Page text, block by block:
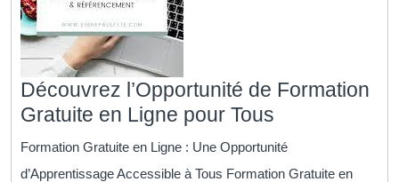
Découvrez l’Opportunité de Formation
Gratuite en Ligne pour Tous
l’Opportunité
de
Formation Gratuite en Ligne : Une Opportunité
d’Apprentissage Accessible à Tous Formation Gratuite en